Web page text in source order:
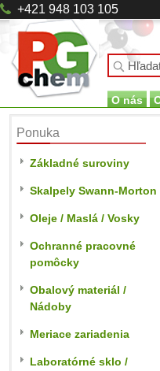
+421 948 103 105
O nás
Ponuka
Základné suroviny
Skalpely Swann-Morton
Oleje / Maslá / Vosky
Ochranné pracovné
pomôcky
Obalový materiál /
Nádoby
Meriace zariadenia
Laboratórné sklo /